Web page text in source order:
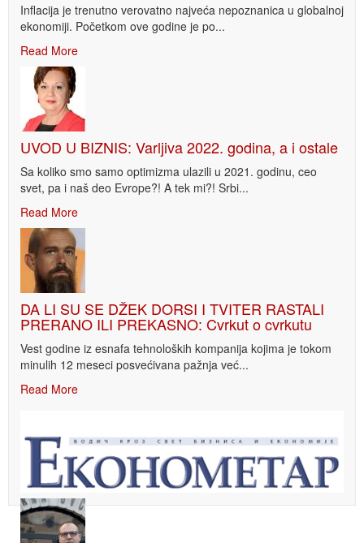
Inflacija je trenutno verovatno najveća nepoznanica u globalnoj
ekonomiji. Početkom ove godine je po...
Read More
UVOD U BIZNIS: Varljiva 2022. godina, a i ostale
Sa koliko smo samo optimizma ulazili u 2021. godinu, ceo
svet, pa i naš deo Evrope?! A tek mi?! Srbi...
Read More
DA LI SU SE DŽEK DORSI I TVITER RASTALI
PRERANO ILI PREKASNO: Cvrkut o cvrkutu
Vest godine iz esnafa tehnoloških kompanija kojima je tokom
minulih 12 meseci posvećivana pažnja već...
Read More